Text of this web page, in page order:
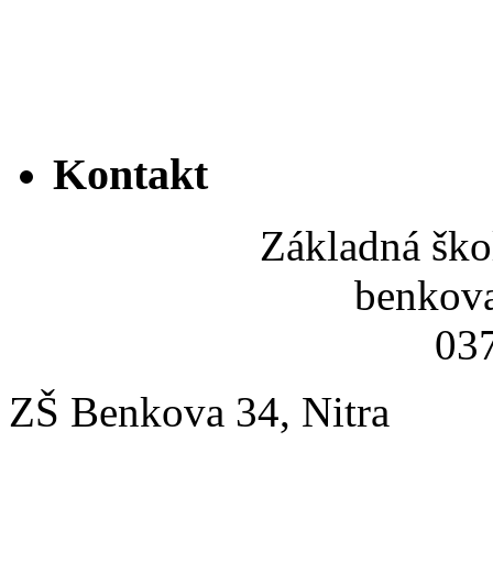
Kontakt
Základná
ZŠ Benkova 34, Nitra